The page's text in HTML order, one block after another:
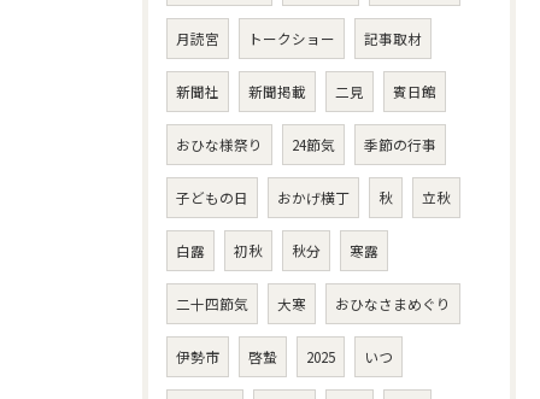
月読宮 トークショー 記事取材
新聞社 新聞掲載 二見 賓日館
おひな様祭り 24節気 季節の行事
子どもの日 おかげ横丁 秋 立秋
白露 初秋 秋分 寒露
二十四節気 大寒 おひなさまめぐり
伊勢市 啓蟄 2025 いつ